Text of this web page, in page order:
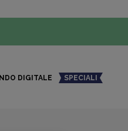
DIGITALE SPECIALI